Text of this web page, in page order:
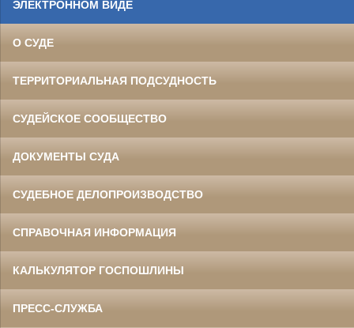
ЭЛЕКТРОННОМ ВИДЕ
О СУДЕ
ТЕРРИТОРИАЛЬНАЯ ПОДСУДНОСТЬ
СУДЕЙСКОЕ СООБЩЕСТВО
ДОКУМЕНТЫ СУДА
СУДЕБНОЕ ДЕЛОПРОИЗВОДСТВО
СПРАВОЧНАЯ ИНФОРМАЦИЯ
КАЛЬКУЛЯТОР ГОСПОШЛИНЫ
ПРЕСС-СЛУЖБА